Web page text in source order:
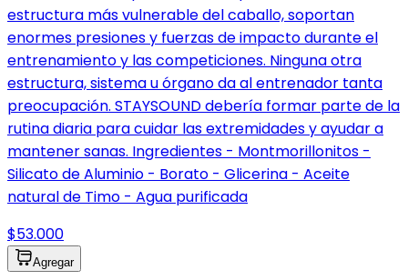
estructura más vulnerable del caballo, soportan
enormes presiones y fuerzas de impacto durante el
entrenamiento y las competiciones. Ninguna otra
estructura, sistema u órgano da al entrenador tanta
preocupación. STAYSOUND debería formar parte de la
rutina diaria para cuidar las extremidades y ayudar a
mantener sanas. Ingredientes - Montmorillonitos -
Silicato de Aluminio - Borato - Glicerina - Aceite
natural de Timo - Agua purificada
$53.000
Agregar